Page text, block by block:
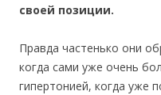
своей позиции.
Правда частенько они
когда сами уже очень
гипертонией, когда уже